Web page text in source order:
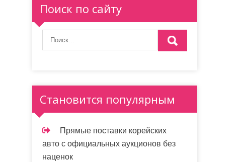
Поиск по сайту
Становится популярным
Прямые поставки корейских
авто с официальных аукционов без
наценок